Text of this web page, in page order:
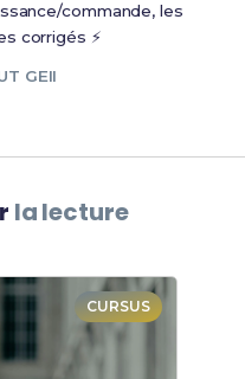
commande, les
corrigés ⚡
GEII
la lecture
CURSUS